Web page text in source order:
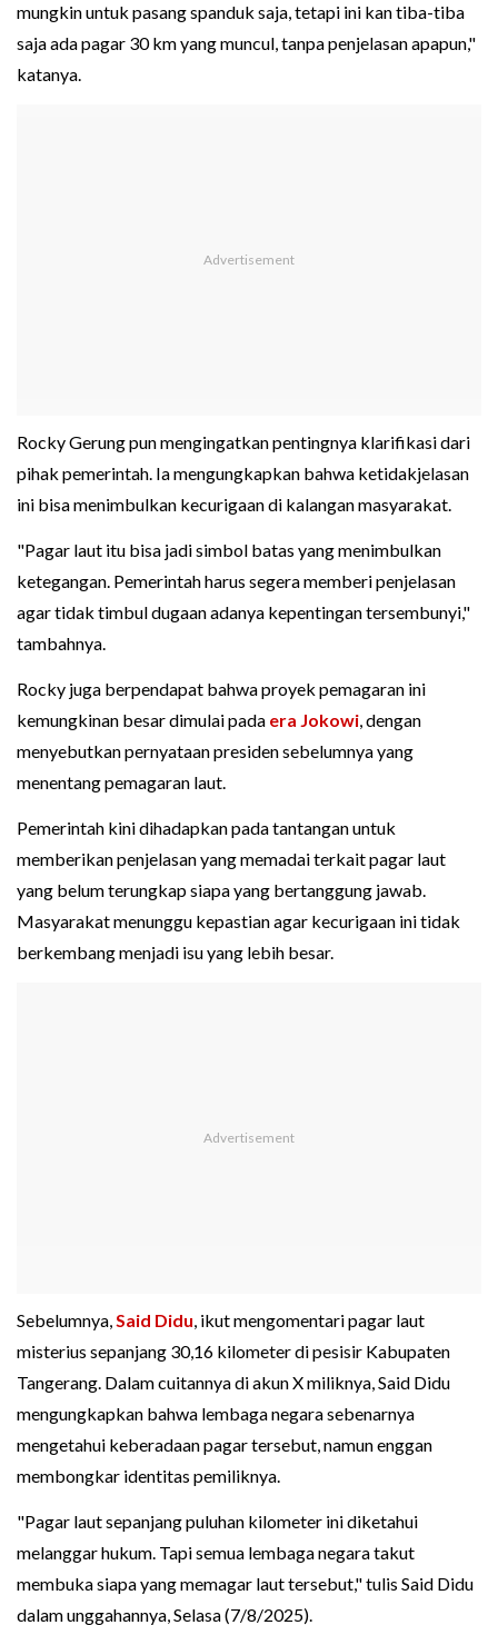
mungkin untuk pasang spanduk saja, tetapi ini kan tiba-tiba
saja ada pagar 30 km yang muncul, tanpa penjelasan apapun,"
katanya.
Rocky Gerung pun mengingatkan pentingnya klarifikasi dari
pihak pemerintah. Ia mengungkapkan bahwa ketidakjelasan
ini bisa menimbulkan kecurigaan di kalangan masyarakat.
"Pagar laut itu bisa jadi simbol batas yang menimbulkan
ketegangan. Pemerintah harus segera memberi penjelasan
agar tidak timbul dugaan adanya kepentingan tersembunyi,"
tambahnya.
Rocky juga berpendapat bahwa proyek pemagaran ini
kemungkinan besar dimulai pada era Jokowi, dengan
menyebutkan pernyataan presiden sebelumnya yang
menentang pemagaran laut.
Pemerintah kini dihadapkan pada tantangan untuk
memberikan penjelasan yang memadai terkait pagar laut
yang belum terungkap siapa yang bertanggung jawab.
Masyarakat menunggu kepastian agar kecurigaan ini tidak
berkembang menjadi isu yang lebih besar.
Sebelumnya,Said Didu, ikut mengomentari pagar laut
misterius sepanjang 30,16 kilometer di pesisir Kabupaten
Tangerang. Dalam cuitannya di akun X miliknya, Said Didu
mengungkapkan bahwa lembaga negara sebenarnya
mengetahui keberadaan pagar tersebut, namun enggan
membongkar identitas pemiliknya.
"Pagar laut sepanjang puluhan kilometer ini diketahui
melanggar hukum. Tapi semua lembaga negara takut
membuka siapa yang memagar laut tersebut," tulis Said Didu
dalam unggahannya, Selasa (7/8/2025).